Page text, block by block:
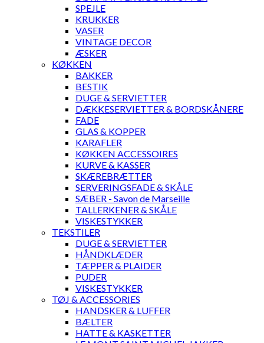
SPEJLE
KRUKKER
VASER
VINTAGE DECOR
ÆSKER
KØKKEN
BAKKER
BESTIK
DUGE & SERVIETTER
DÆKKESERVIETTER & BORDSKÅNERE
FADE
GLAS & KOPPER
KARAFLER
KØKKEN ACCESSOIRES
KURVE & KASSER
SKÆREBRÆTTER
SERVERINGSFADE & SKÅLE
SÆBER - Savon de Marseille
TALLERKENER & SKÅLE
VISKESTYKKER
TEKSTILER
DUGE & SERVIETTER
HÅNDKLÆDER
TÆPPER & PLAIDER
PUDER
VISKESTYKKER
TØJ & ACCESSORIES
HANDSKER & LUFFER
BÆLTER
HATTE & KASKETTER